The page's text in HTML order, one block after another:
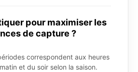
pour maximiser les
de capture ?
correspondent aux heures
et du soir selon la saison.